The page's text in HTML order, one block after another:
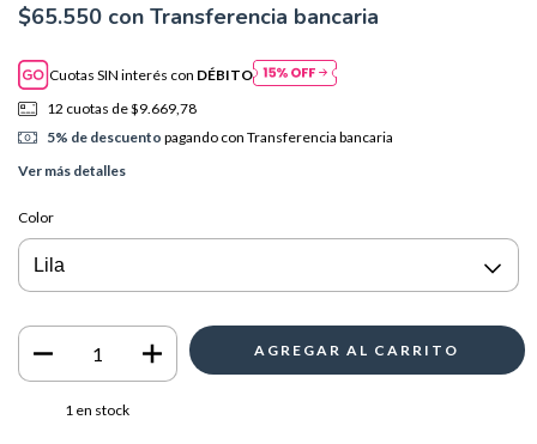
$65.550 con Transferencia bancaria
Cuotas SIN interés con DÉBITO
12 cuotas de$9.669,78
5% de descuento pagando con Transferencia bancaria
Ver más detalles
Color
1 en stock